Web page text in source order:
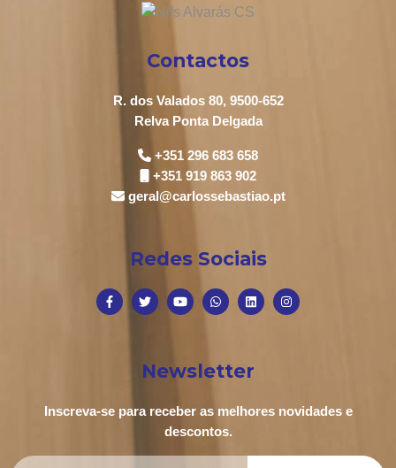
Contactos
R. dos Valados 80, 9500-652
Relva Ponta Delgada
+351 296 683 658
+351 919 863 902
geral@carlossebastiao.pt
Redes Sociais
Newsletter
Inscreva-se para receber as melhores novidades e
descontos.